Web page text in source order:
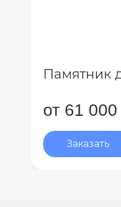
Памятник
от 61
Заказать